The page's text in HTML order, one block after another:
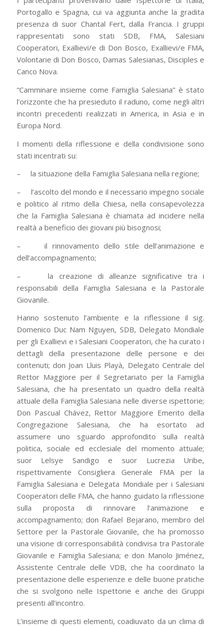
Portogallo e Spagna, cui va aggiunta anche la gradita
presenza di suor Chantal Fert, dalla Francia. I gruppi
rappresentati sono stati SDB, FMA, Salesiani
Cooperatori, Exallievi/e di Don Bosco, Exallievi/e FMA,
Volontarie di Don Bosco, Damas Salesianas, Disciples e
Canco Nova.
“Camminare insieme come Famiglia Salesiana” è stato
l’orizzonte che ha presieduto il raduno, come negli altri
incontri precedenti realizzati in America, in Asia e in
Europa Nord.
I momenti della riflessione e della condivisione sono
stati incentrati su:
– la situazione della Famiglia Salesiana nella regione;
– l’ascolto del mondo e il necessario impegno sociale
e politico al ritmo della Chiesa, nella consapevolezza
che la Famiglia Salesiana è chiamata ad incidere nella
realtà a beneficio dei giovani più bisognosi;
– il rinnovamento dello stile dell’animazione e
dell’accompagnamento;
– la creazione di alleanze significative tra i
responsabili della Famiglia Salesiana e la Pastorale
Giovanile.
Hanno sostenuto l’ambiente e la riflessione il sig.
Domenico Duc Nam Nguyen, SDB, Delegato Mondiale
per gli Exallievi e i Salesiani Cooperatori, che ha curato i
dettagli della presentazione delle persone e dei
contenuti; don Joan Lluis Playà, Delegato Centrale del
Rettor Maggiore per il Segretariato per la Famiglia
Salesiana, che ha presentato un quadro della realtà
attuale della Famiglia Salesiana nelle diverse ispettorie;
Don Pascual Chávez, Rettor Maggiore Emerito della
Congregazione Salesiana, che ha esortato ad
assumere uno sguardo approfondito sulla realtà
politica, sociale ed ecclesiale del momento attuale;
suor Lelsye Sandigo e suor Lucrezia Uribe,
rispettivamente Consigliera Generale FMA per la
Famiglia Salesiana e Delegata Mondiale per i Salesiani
Cooperatori delle FMA, che hanno guidato la riflessione
sulla proposta di rinnovare l’animazione e
accompagnamento; don Rafael Bejarano, membro del
Settore per la Pastorale Giovanile, che ha promosso
una visione di corresponsabilità condivisa tra Pastorale
Giovanile e Famiglia Salesiana; e don Manolo Jiménez,
Assistente Centrale delle VDB, che ha coordinato la
presentazione delle esperienze e delle buone pratiche
che si svolgono nelle Ispettorie e anche dei Gruppi
presenti all’incontro.
L’insieme di questi elementi, coadiuvato da un clima di